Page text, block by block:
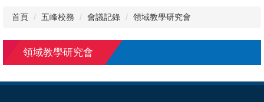
首頁 五峰校務 會議記錄 領域教學研究會
領域教學研究會